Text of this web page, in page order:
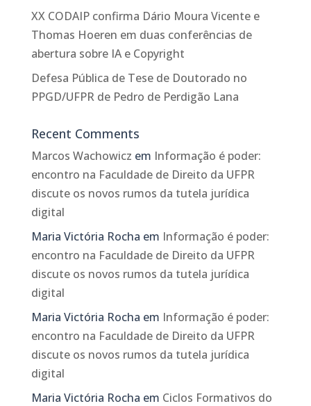
XX CODAIP confirma Dário Moura Vicente e
Thomas Hoeren em duas conferências de
abertura sobre IA e Copyright
Defesa Pública de Tese de Doutorado no
PPGD/UFPR de Pedro de Perdigão Lana
Recent Comments
Marcos Wachowicz em Informação é poder:
encontro na Faculdade de Direito da UFPR
discute os novos rumos da tutela jurídica
digital
Maria Victória Rocha em Informação é poder:
encontro na Faculdade de Direito da UFPR
discute os novos rumos da tutela jurídica
digital
Maria Victória Rocha em Informação é poder:
encontro na Faculdade de Direito da UFPR
discute os novos rumos da tutela jurídica
digital
Maria Victória Rocha em Ciclos Formativos do